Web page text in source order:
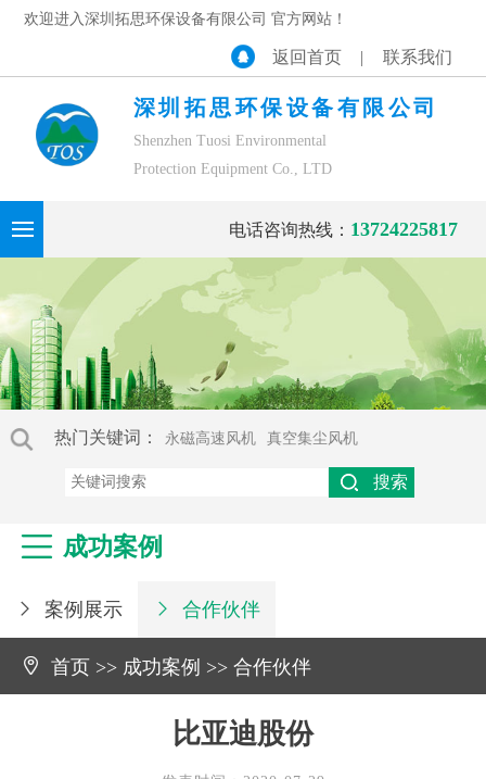
欢迎进入深圳拓思环保设备有限公司 官方网站！
联系我们
|
返回首页
深圳拓思环保设备有限公司
Shenzhen Tuosi Environmental
Protection Equipment Co., LTD
电话咨询热线： 13724225817
热门关键词： 永磁高速风机 真空集尘风机
真空鲁氏（罗茨）鼓风机
台湾鲁氏（罗茨）鼓风机
 成功案例
 案例展示  合作伙伴
 首页 >> 成功案例 >>合作伙伴
比亚迪股份